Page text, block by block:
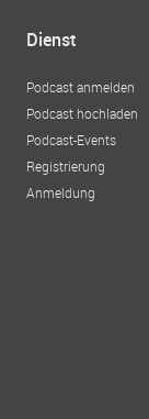
Dienst
Podcast anmelden
Podcast hochladen
Podcast-Events
Registrierung
Anmeldung